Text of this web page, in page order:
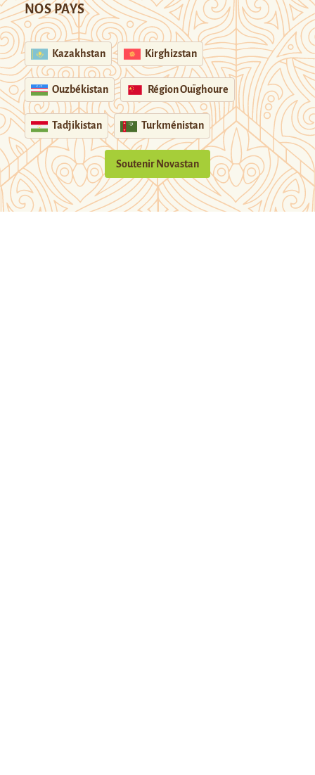
NOS PAYS
Kazakhstan Kirghizstan
Ouzbékistan Région Ouïghoure
Tadjikistan Turkménistan
Soutenir Novastan